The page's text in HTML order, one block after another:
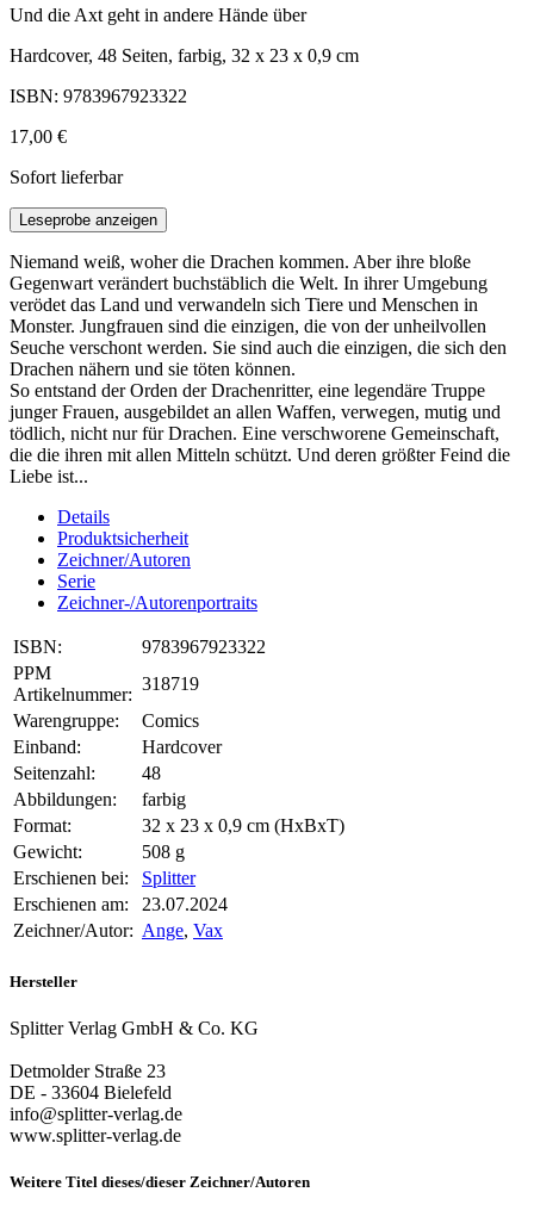
Und die Axt geht in andere Hände über
Hardcover, 48 Seiten, farbig, 32 x 23 x 0,9 cm
ISBN: 9783967923322
17,00 €
Sofort lieferbar
Leseprobe anzeigen
Niemand weiß, woher die Drachen kommen. Aber ihre bloße
Gegenwart verändert buchstäblich die Welt. In ihrer Umgebung
verödet das Land und verwandeln sich Tiere und Menschen in
Monster. Jungfrauen sind die einzigen, die von der unheilvollen
Seuche verschont werden. Sie sind auch die einzigen, die sich den
Drachen nähern und sie töten können.
So entstand der Orden der Drachenritter, eine legendäre Truppe
junger Frauen, ausgebildet an allen Waffen, verwegen, mutig und
tödlich, nicht nur für Drachen. Eine verschworene Gemeinschaft,
die die ihren mit allen Mitteln schützt. Und deren größter Feind die
Liebe ist...
Details
Produktsicherheit
Zeichner/Autoren
Serie
Zeichner-/Autorenportraits
ISBN:
9783967923322
PPM
Artikelnummer:
318719
Warengruppe:
Comics
Einband:
Hardcover
Seitenzahl:
48
Abbildungen:
farbig
Format:
32 x 23 x 0,9 cm (HxBxT)
Gewicht:
508 g
Erschienen bei:
Splitter
Erschienen am:
23.07.2024
Zeichner/Autor: Ange, Vax
Hersteller
Splitter Verlag GmbH & Co. KG
Detmolder Straße 23
DE - 33604 Bielefeld
info@splitter-verlag.de
www.splitter-verlag.de
Weitere Titel dieses/dieser Zeichner/Autoren